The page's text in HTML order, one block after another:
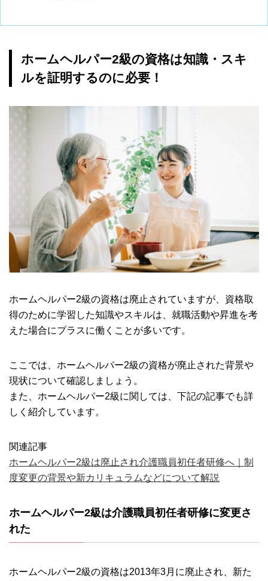
ホームヘルパー2級の資格は知識・スキ
ルを証明するのに必要！
ホームヘルパー2級の資格は廃止されていますが、資格取
得のために学習した知識やスキルは、就職活動や昇進を考
えた場合にプラスに働くことが多いです。
ここでは、ホームヘルパー2級の資格が廃止された背景や
現状について確認しましょう。
また、ホームヘルパー2級に関しては、下記の記事でも詳
しく紹介しています。
関連記事
ホームヘルパー2級は廃止され介護職員初任者研修へ｜制
度変更の背景や新カリキュラムなどについて解説
ホームヘルパー2級は介護職員初任者研修に変更さ
れた
ホームヘルパー2級の資格は2013年3月に廃止され、新た